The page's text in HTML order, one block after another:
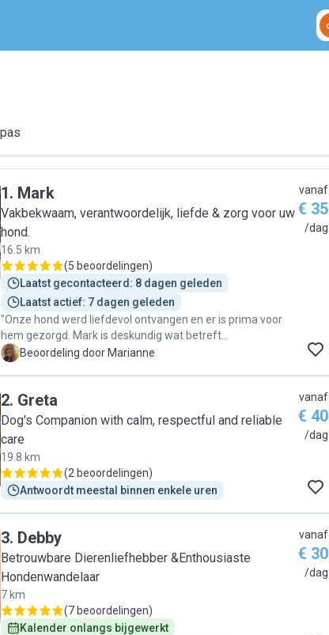
1. Mark
Vakbekwaam, verantwoordelijk, liefde & zorg voor uw
hond.
16.5 km
(5 beoordelingen)
Laatst gecontacteerd: 8 dagen geleden
Laatst actief: 7 dagen geleden
"Onze hond werd liefdevol ontvangen en er is prima voor
hem gezorgd. Mark is deskundig wat betreft
hondengedrag."
M Beoordeling door Marianne
vanaf
€ 35
/dag
2. Greta
Dog's Companion with calm, respectful and reliable
care
19.8 km
(2 beoordelingen)
Antwoordt meestal binnen enkele uren
vanaf
€ 40
/dag
3. Debby
Betrouwbare Dierenliefhebber &Enthousiaste
Hondenwandelaar
7 km
(7 beoordelingen)
Kalender onlangs bijgewerkt
vanaf
€ 30
/dag